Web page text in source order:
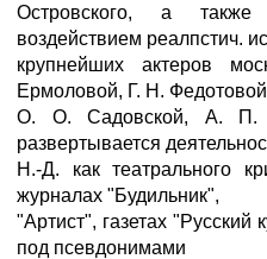
Островского, а также
воздействием реалпстич.
крупнейших актеров
Ермоловой, Г. Н.
О. О. Садовской, А. П.
развертывается
Н.-Д. как театрального
журналах "Будильник",
"Артист", газетах
под псевдонимами